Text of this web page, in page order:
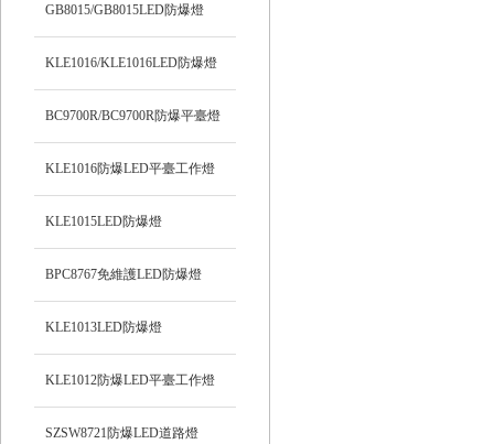
燈
GB8015/GB8015LED防爆燈
KLE1016/KLE1016LED防爆燈
BC9700R/BC9700R防爆平臺燈
KLE1016防爆LED平臺工作燈
KLE1015LED防爆燈
BPC8767免維護LED防爆燈
KLE1013LED防爆燈
KLE1012防爆LED平臺工作燈
SZSW8721防爆LED道路燈